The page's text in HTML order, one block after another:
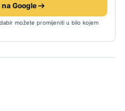
Google
možete promijeniti u bilo kojem